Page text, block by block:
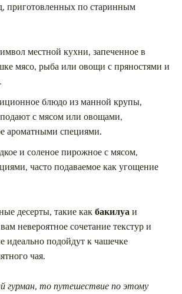
приготовленных по старинным
местной кухни, запеченное в
мясо, рыба или овощи с пряностями и
блюдо из манной крупы,
подают с мясом или овощами,
ароматными специями.
и соленое пирожное с мясом,
часто подаваемое как угощение
десерты, такие какбакилуаи
невероятное сочетание текстур и
идеально подойдут к чашечке
чая.
гурман, то путешествие по этому